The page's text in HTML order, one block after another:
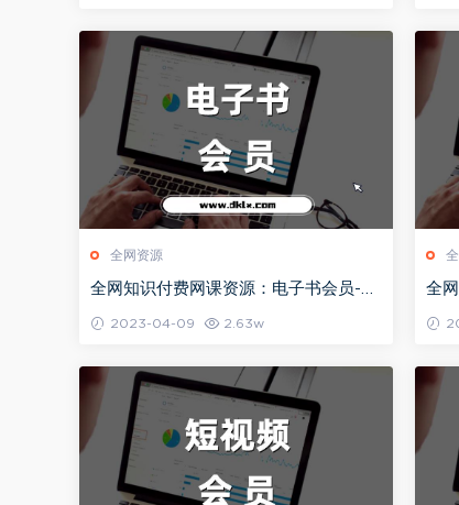
全网资源
全网知识付费网课资源：电子书会员-社
2023-04-09 2.63w
全